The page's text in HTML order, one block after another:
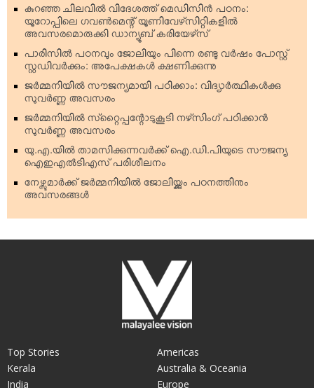
കുറഞ്ഞ ചിലവില്‍ വിദേശത്ത് മെഡിസിന്‍ പഠനം:
യൂറോപ്പിലെ ഗവണ്‍മെന്റ് യൂണിവേഴ്‌സിറ്റികളില്‍
അവസരമൊരുക്കി ഡാന്യൂബ് കരിയേഴ്‌സ്
പാരിസില്‍ പഠനവും ജോലിയും പിന്നെ രണ്ടു വര്‍ഷം പോസ്റ്റ്
സ്റ്റഡിവര്‍ക്കും: അപേക്ഷകള്‍ ക്ഷണിക്കുന്നു
ജര്‍മ്മനിയില്‍ സൗജന്യമായി പഠിക്കാം: വിദ്യാര്‍ത്ഥികള്‍ക്കു
സുവര്‍ണ്ണ അവസരം
ജര്‍മ്മനിയില്‍ സ്‌റ്റൈപ്പന്റോടുകൂടി നഴ്‌സിംഗ് പഠിക്കാന്‍
സുവര്‍ണ്ണ അവസരം
യു.എ.യില്‍ താമസിക്കുന്നവര്‍ക്ക് ഐ.ഡി.പിയുടെ സൗജന്യ
ഐഇഎല്‍ടിഎസ് പരിശീലനം
നേഴ്സുമാര്‍ക്ക് ജര്‍മ്മനിയില്‍ ജോലിയ്ക്കും പഠനത്തിനും
അവസരങ്ങള്‍
Top Stories
Kerala
India
Americas
Australia & Oceania
Europe